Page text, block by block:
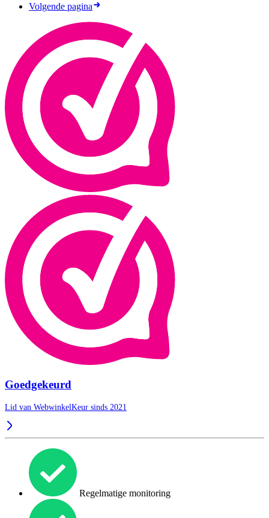
Volgende pagina
Goedgekeurd
Lid van WebwinkelKeur sinds 2021
Regelmatige monitoring